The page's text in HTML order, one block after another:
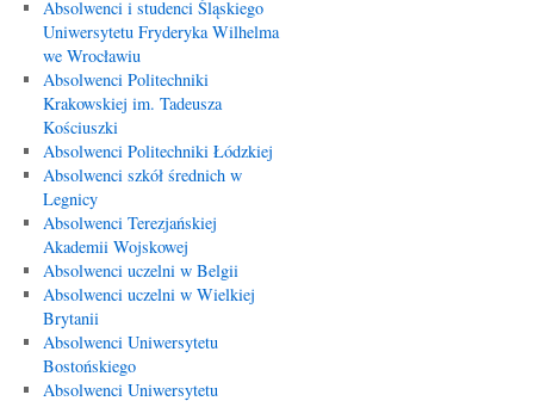
Absolwenci i studenci Śląskiego
Uniwersytetu Fryderyka Wilhelma
we Wrocławiu
Absolwenci Politechniki
Krakowskiej im. Tadeusza
Kościuszki
Absolwenci Politechniki Łódzkiej
Absolwenci szkół średnich w
Legnicy
Absolwenci Terezjańskiej
Akademii Wojskowej
Absolwenci uczelni w Belgii
Absolwenci uczelni w Wielkiej
Brytanii
Absolwenci Uniwersytetu
Bostońskiego
Absolwenci Uniwersytetu